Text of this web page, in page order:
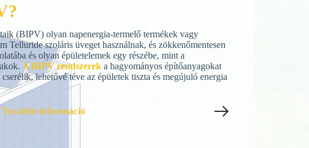
(BIPV) olyan napenergia-termelő termékek vagy
Telluride szoláris üveget használnak, és zökkenőmentesen
és olyan épületelemek egy részébe, mint a
A BIPV rendszerek a hagyományos építőanyagokat
lehetővé téve az épületek tiszta és megújuló energia
További információ